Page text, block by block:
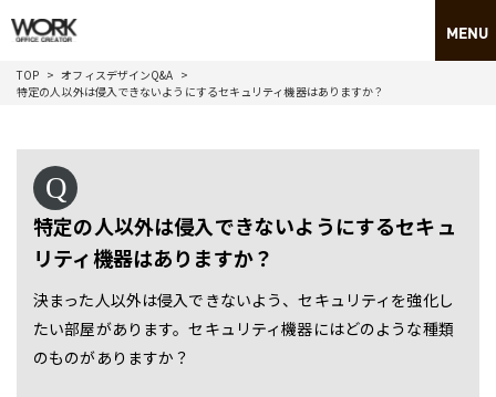
TOP
オフィスデザインQ&A
特定の人以外は侵入できないようにするセキュリティ機器はありますか？
特定の人以外は侵入できないようにするセキュ
リティ機器はありますか？
決まった人以外は侵入できないよう、セキュリティを強化し
たい部屋があります。セキュリティ機器にはどのような種類
のものがありますか？